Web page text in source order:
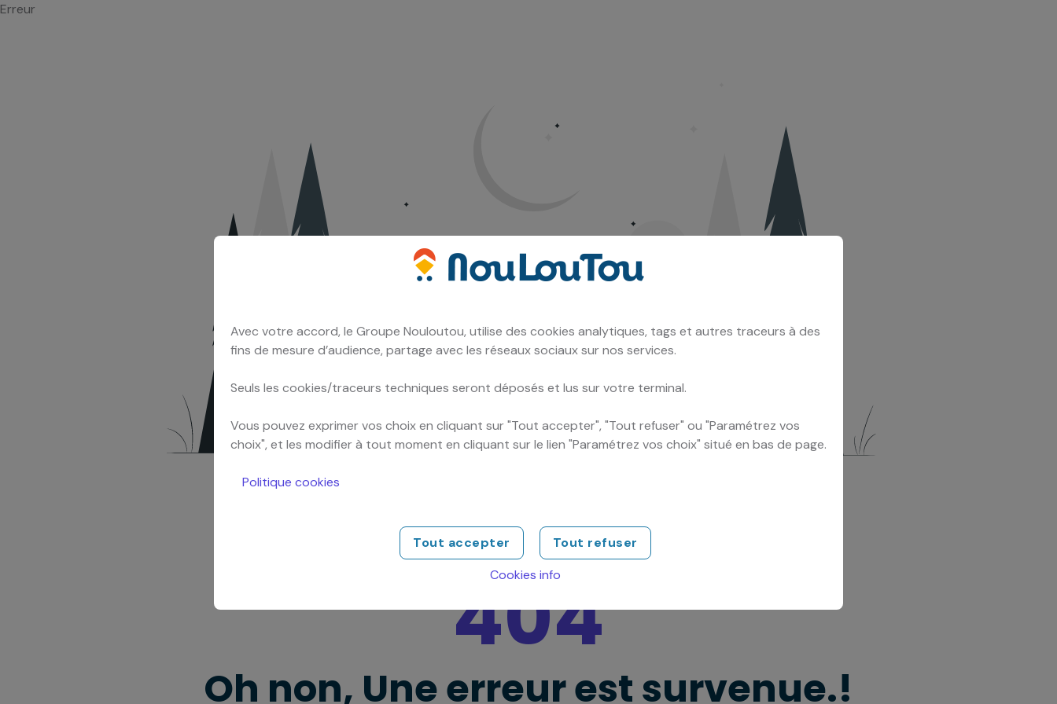
Erreur
404
Oh non, Une erreur est survenue.!
Avec votre accord, le Groupe Nouloutou, utilise des cookies analytiques, tags et autres traceurs à des
fins de mesure d’audience, partage avec les réseaux sociaux sur nos services.
Seuls les cookies/traceurs techniques seront déposés et lus sur votre terminal.
Vous pouvez exprimer vos choix en cliquant sur "Tout accepter", "Tout refuser" ou "Paramétrez vos
choix", et les modifier à tout moment en cliquant sur le lien "Paramétrez vos choix" situé en bas de page.
Politique cookies
Tout accepter
Tout refuser
Cookies info